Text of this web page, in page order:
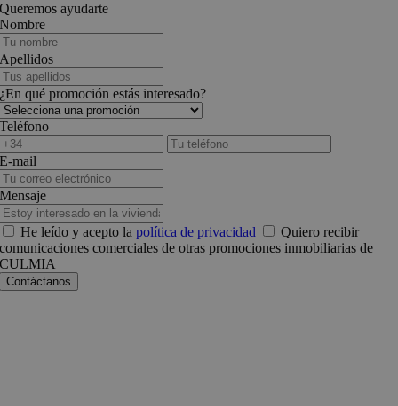
Queremos ayudarte
Nombre
Apellidos
¿En qué promoción estás interesado?
Teléfono
E-mail
Mensaje
He leído y acepto lapolítica de privacidad
Quiero recibir
comunicaciones comerciales de otras promociones inmobiliarias de
CULMIA